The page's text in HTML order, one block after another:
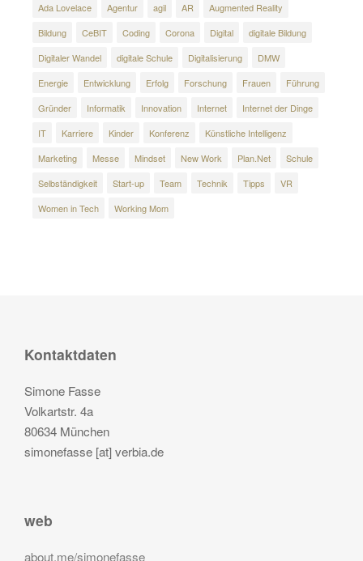
Ada Lovelace Agentur agil AR
Augmented Reality
Bildung
CeBIT Coding Corona Digital
digitale Bildung
Digitaler Wandel
digitale Schule Digitalisierung
DMW
Energie
Entwicklung Erfolg Forschung Frauen
Führung
Gründer
Informatik Innovation Internet
Internet der Dinge
IT
Karriere Kinder Konferenz
Künstliche Intelligenz
Marketing
Messe Mindset New Work Plan.Net
Schule
Selbständigkeit
Start-up Team Technik Tipps
VR
Women in Tech
Working Mom
Kontaktdaten
Simone Fasse
Volkartstr. 4a
80634 München
simonefasse [at] verbia.de
web
about.me/simonefasse